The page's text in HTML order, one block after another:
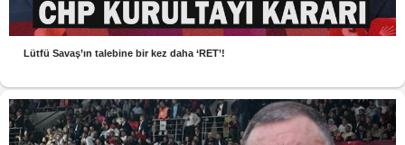
Lütfü Savaş’ın talebine bir kez daha ‘RET’!